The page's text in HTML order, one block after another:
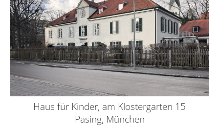
Haus für Kinder, am Klostergarten 15
Pasing, München